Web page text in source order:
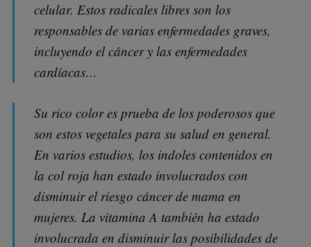
celular. Estos radicales libres son los
responsables de varias enfermedades graves,
incluyendo el cáncer y las enfermedades
cardíacas…
Su rico color es prueba de los poderosos que
son estos vegetales para su salud en general.
En varios estudios, los indoles contenidos en
la col roja han estado involucrados con
disminuir el riesgo cáncer de mama en
mujeres. La vitamina A también ha estado
involucrada en disminuir las posibilidades de